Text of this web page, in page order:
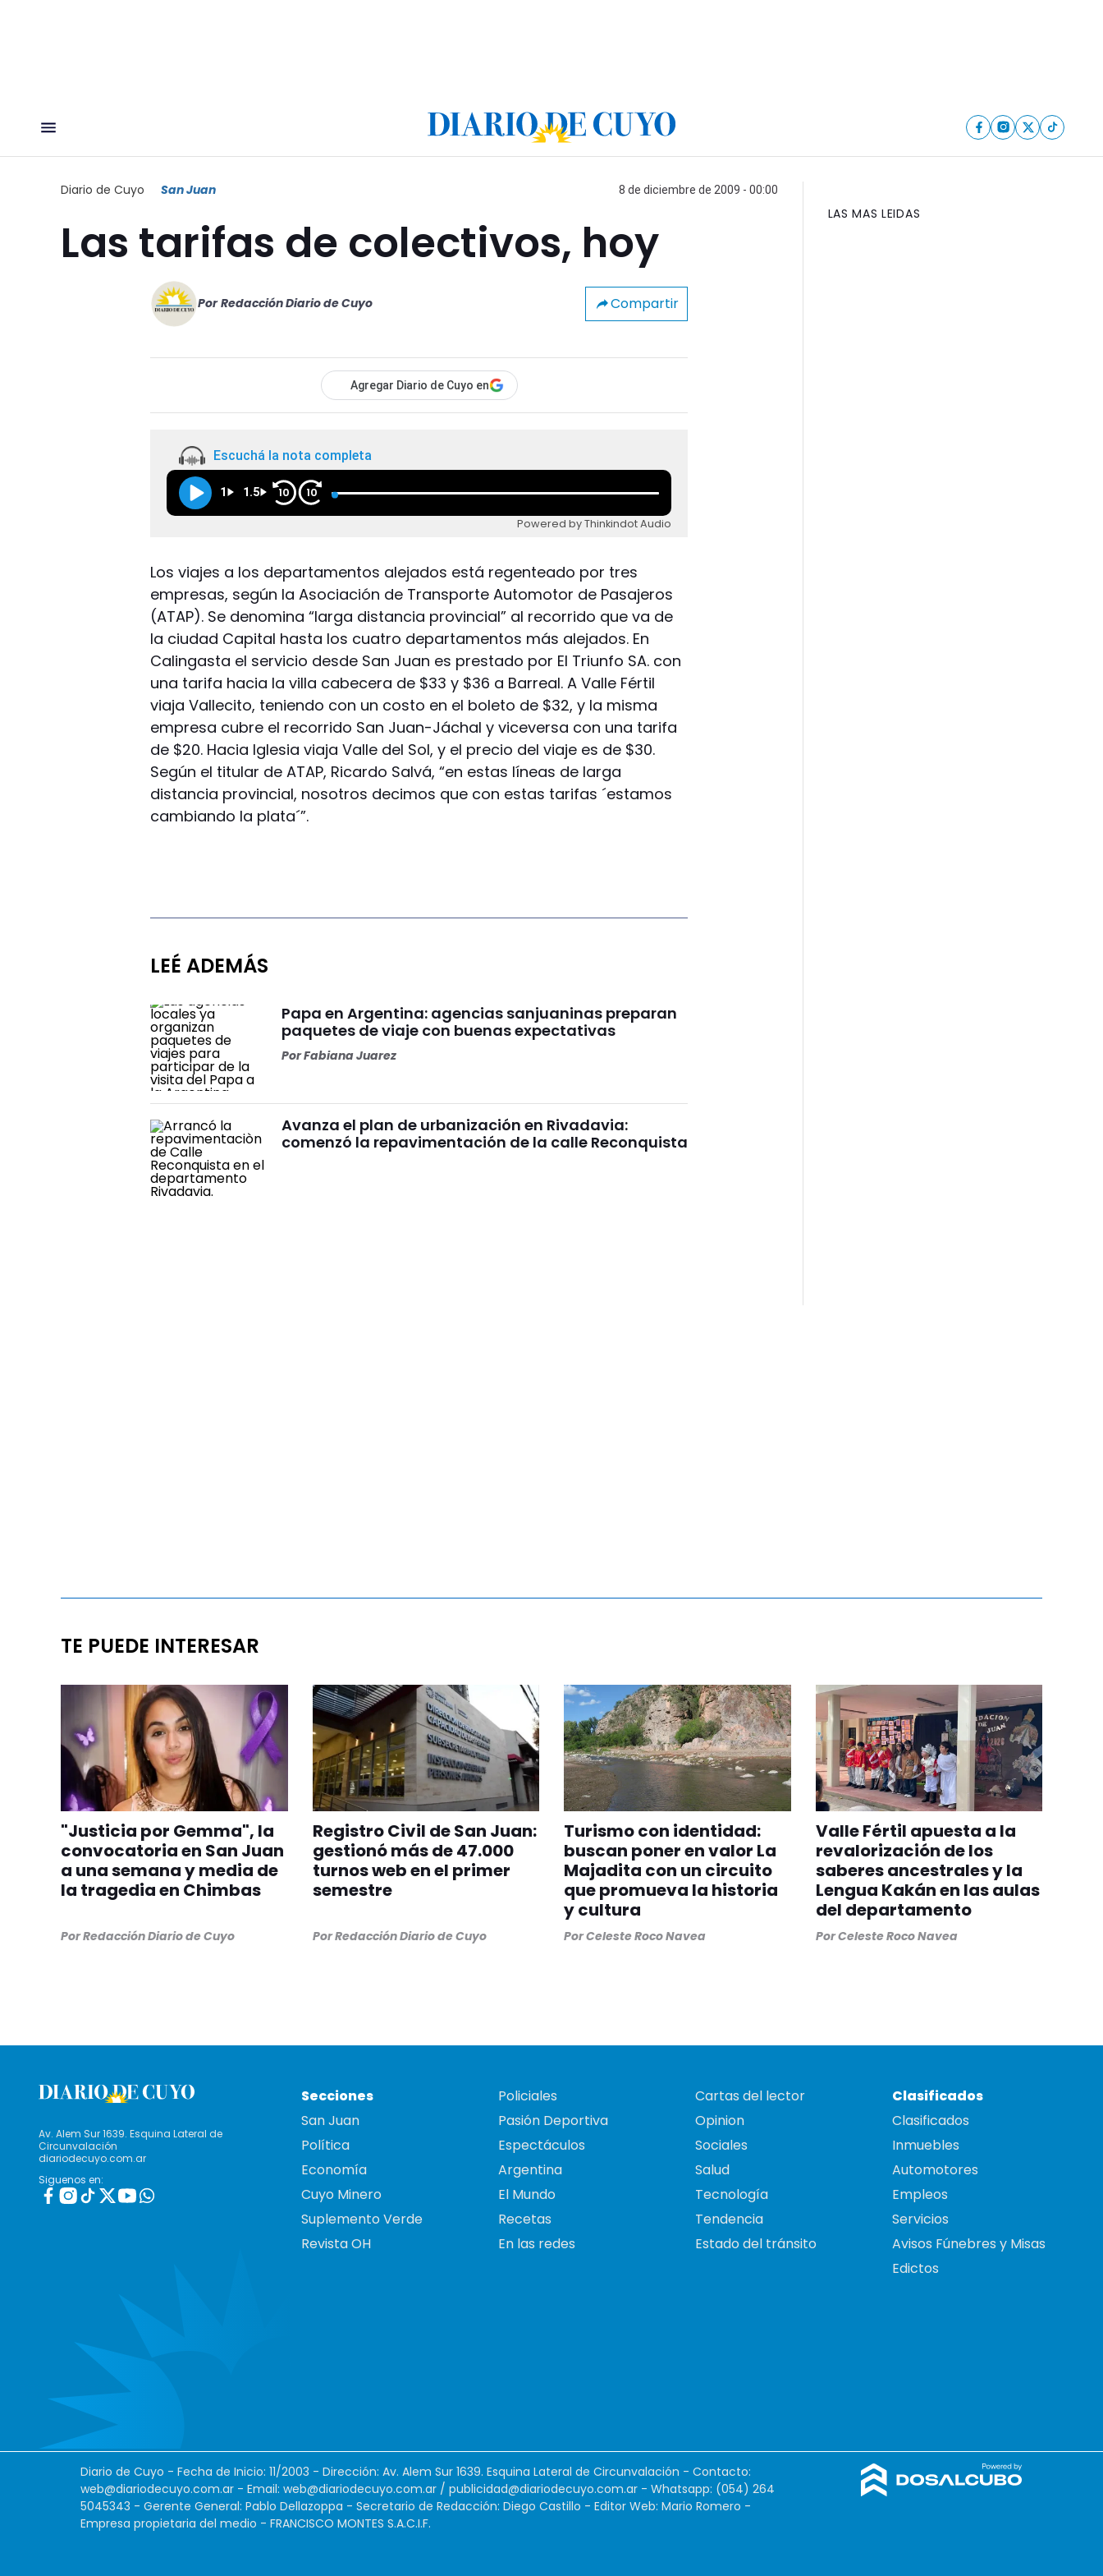
Diario de Cuyo San Juan 8 de diciembre de 2009 - 00:00
Las tarifas de colectivos, hoy
Por Redacción Diario de Cuyo Compartir
Agregar Diario de Cuyo en
Escuchá la nota completa
1 1.5 10 10
Powered by Thinkindot Audio
Los viajes a los departamentos alejados está regenteado por tres
empresas, según la Asociación de Transporte Automotor de Pasajeros
(ATAP). Se denomina “larga distancia provincial” al recorrido que va de
la ciudad Capital hasta los cuatro departamentos más alejados. En
Calingasta el servicio desde San Juan es prestado por El Triunfo SA. con
una tarifa hacia la villa cabecera de $33 y $36 a Barreal. A Valle Fértil
viaja Vallecito, teniendo con un costo en el boleto de $32, y la misma
empresa cubre el recorrido San Juan-Jáchal y viceversa con una tarifa
de $20. Hacia Iglesia viaja Valle del Sol, y el precio del viaje es de $30.
Según el titular de ATAP, Ricardo Salvá, “en estas líneas de larga
distancia provincial, nosotros decimos que con estas tarifas ´estamos
cambiando la plata´”.
LEÉ ADEMÁS
Papa en Argentina: agencias sanjuaninas preparan
paquetes de viaje con buenas expectativas
PorFabiana Juarez
Avanza el plan de urbanización en Rivadavia:
comenzó la repavimentación de la calle Reconquista
LAS MAS LEIDAS
TE PUEDE INTERESAR
"Justicia por Gemma", la
convocatoria en San Juan
a una semana y media de
la tragedia en Chimbas
PorRedacción Diario de Cuyo
Registro Civil de San Juan:
gestionó más de 47.000
turnos web en el primer
semestre
PorRedacción Diario de Cuyo
Turismo con identidad:
buscan poner en valor La
Majadita con un circuito
que promueva la historia
y cultura
PorCeleste Roco Navea
Valle Fértil apuesta a la
revalorización de los
saberes ancestrales y la
Lengua Kakán en las aulas
del departamento
PorCeleste Roco Navea
Av. Alem Sur 1639. Esquina Lateral de
Circunvalación
diariodecuyo.com.ar
Siguenos en:
Secciones
San Juan
Política
Economía
Cuyo Minero
Suplemento Verde
Revista OH
Policiales
Pasión Deportiva
Espectáculos
Argentina
El Mundo
Recetas
En las redes
Cartas del lector
Opinion
Sociales
Salud
Tecnología
Tendencia
Estado del tránsito
Clasificados
Clasificados
Inmuebles
Automotores
Empleos
Servicios
Avisos Fúnebres y Misas
Edictos
Diario de Cuyo - Fecha de Inicio: 11/2003 - Dirección: Av. Alem Sur 1639. Esquina Lateral de Circunvalación - Contacto:
web@diariodecuyo.com.ar - Email: web@diariodecuyo.com.ar / publicidad@diariodecuyo.com.ar - Whatsapp: (054) 264
5045343 - Gerente General: Pablo Dellazoppa - Secretario de Redacción: Diego Castillo - Editor Web: Mario Romero -
Empresa propietaria del medio - FRANCISCO MONTES S.A.C.I.F.